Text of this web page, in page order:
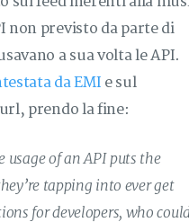
non previsto da parte di
a sua volta le API.
da EMI e sul
prendo la fine:
of an API puts the
tapping into ever get
for developers, who